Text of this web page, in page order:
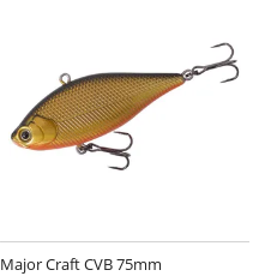
Major Craft CVB 75mm